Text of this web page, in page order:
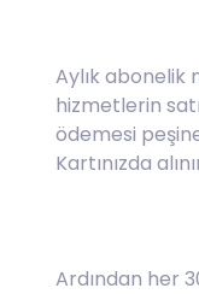
Aylık
hizmetlerin
ödemesi
Kartınızda
Ardından her